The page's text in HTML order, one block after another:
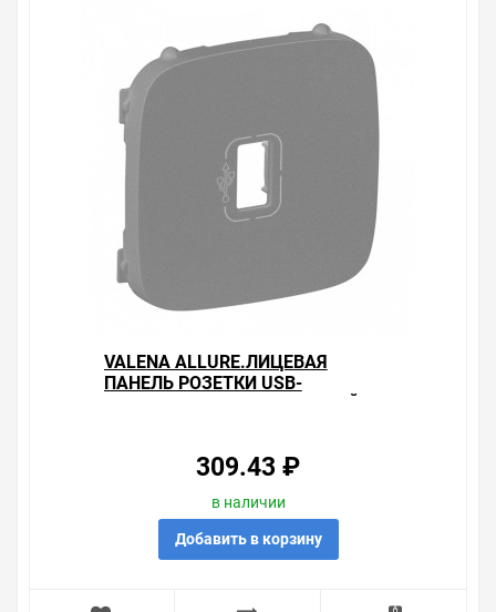
VALENA ALLURE.ЛИЦЕВАЯ
ПАНЕЛЬ РОЗЕТКИ USB-
309.43 ₽
в наличии
Добавить в корзину